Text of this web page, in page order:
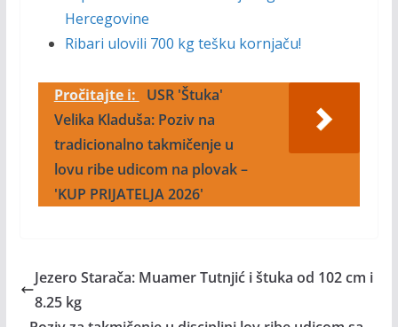
Hercegovine
Ribari ulovili 700 kg tešku kornjaču!
Pročitajte i:
USR 'Štuka'
Velika Kladuša: Poziv na
tradicionalno takmičenje u
lovu ribe udicom na plovak –
'KUP PRIJATELJA 2026'
Jezero Starača: Muamer Tutnjić i štuka od 102 cm i
8.25 kg